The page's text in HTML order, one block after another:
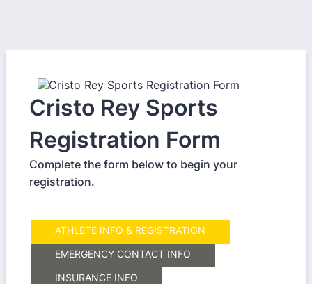
Cristo Rey Sports
Registration Form
Complete the form below to begin your
registration.
ATHLETE INFO & REGISTRATION
EMERGENCY CONTACT INFO
INSURANCE INFO